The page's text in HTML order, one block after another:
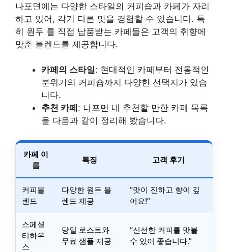
나포면에는 다양한 스타일의 커피숍과 카페가 자리
하고 있어, 각기 다른 맛을 경험할 수 있습니다. 특
히 원두 를 직접 납품받는 카페들은 고객의 취향에
맞춘 블렌드를 제공합니다.
카페의 스타일: 현대적인 카페부터 전통적인
분위기의 커피숍까지 다양한 선택지가 있습
니다.
추천 카페 : 나포면 내 추천할 만한 카페 목록
을 다음과 같이 정리해 봤습니다.
카페 이
름
특징 고객 후기
커피블
렌드
다양한 원두 블
렌드 제공
“맛이 진하고 향이 깊
어요!”
스페셜
티하우
스
당일 로스트와
무료 샘플 제공
“신선한 커피를 맛볼
수 있어 좋습니다.”